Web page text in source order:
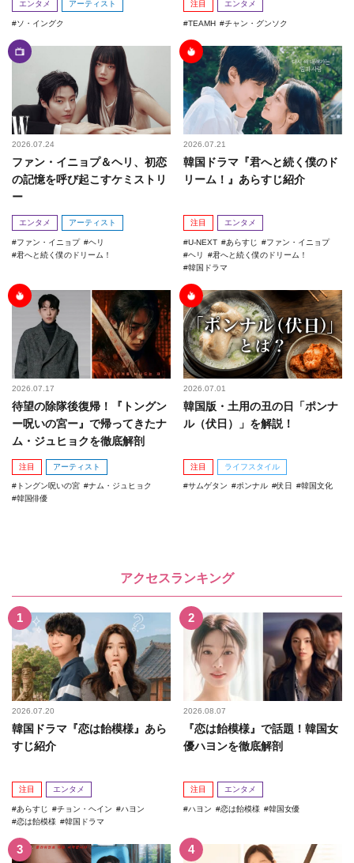
エンタメ アーティスト
ソ・イングク
注目 エンタメ
TEAMH チャン・グンソク
2026.07.24
ファン・イニョプ＆ヘリ、初恋
の記憶を呼び起こすケミストリ
ー
エンタメ アーティスト
ファン・イニョプ
ヘリ
君へと続く僕のドリーム！
2026.07.21
韓国ドラマ『君へと続く僕のド
リーム！』あらすじ紹介
注目 エンタメ
U-NEXT あらすじ
ファン・イニョプ
ヘリ
君へと続く僕のドリーム！
韓国ドラマ
2026.07.17
待望の除隊後復帰！『トングン
ー呪いの宮ー』で帰ってきたナ
ム・ジュヒョクを徹底解剖
注目 アーティスト
トングン呪いの宮
ナム・ジュヒョク
韓国俳優
2026.07.01
韓国版・土用の丑の日「ポンナ
ル（伏日）」を解説！
注目 ライフスタイル
サムゲタン ポンナル 伏日 韓国文化
アクセスランキング
2026.07.20
韓国ドラマ『恋は飴模様』あら
すじ紹介
注目 エンタメ
あらすじ チョン・ヘイン
ハヨン
恋は飴模様
韓国ドラマ
2026.08.07
『恋は飴模様』で話題！韓国女
優ハヨンを徹底解剖
注目 エンタメ
ハヨン 恋は飴模様 韓国女優